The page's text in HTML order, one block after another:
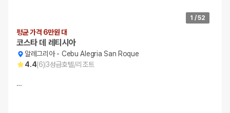
1 /52
평균 가격 6만원 대
코스타 데 레티시아
알레그리아- Cebu Alegria San Roque
4.4(6)3성급호텔/리조트
…